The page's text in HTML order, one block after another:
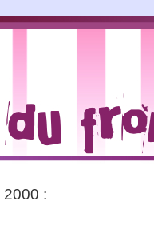
2000 :